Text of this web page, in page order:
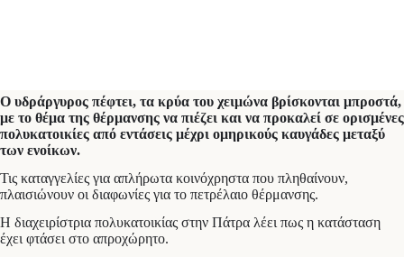
Ο υδράργυρος πέφτει, τα κρύα του χειμώνα βρίσκονται μπροστά,
με το θέμα της θέρμανσης να πιέζει και να προκαλεί σε ορισμένες
πολυκατοικίες από εντάσεις μέχρι ομηρικούς καυγάδες μεταξύ
των ενοίκων.
Τις καταγγελίες για απλήρωτα κοινόχρηστα που πληθαίνουν,
πλαισιώνουν οι διαφωνίες για το πετρέλαιο θέρμανσης.
Η διαχειρίστρια πολυκατοικίας στην Πάτρα λέει πως η κατάσταση
έχει φτάσει στο απροχώρητο.